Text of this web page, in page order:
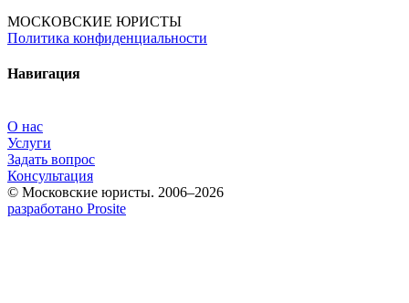
МОСКОВСКИЕ ЮРИСТЫ
Политика конфиденциальности
Навигация
О нас
Услуги
Задать вопрос
Консультация
© Московские юристы. 2006–2026
разработано Prosite